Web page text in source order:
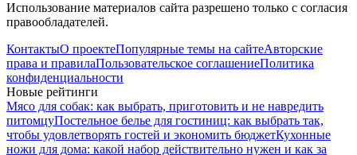
Использование материалов сайта разрешено только с согласия
правообладателей.
КонтактыО проектеПопулярные темы на сайтеАвторские
права и правилаПользовательское соглашениеПолитика
конфиденциальности
Новые рейтинги
Мясо для собак: как выбрать, приготовить и не навредить
питомцуПостельное белье для гостиниц: как выбрать так,
чтобы удовлетворять гостей и экономить бюджетКухонные
ножи для дома: какой набор действительно нужен и как за